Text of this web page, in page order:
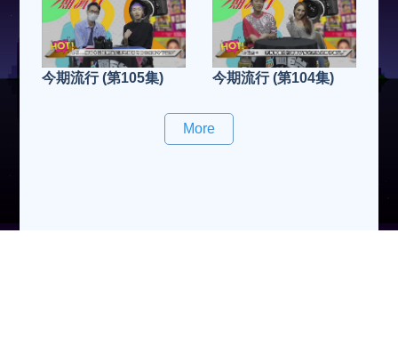
今期流行 (第105集) 今期流行 (第104集)
More